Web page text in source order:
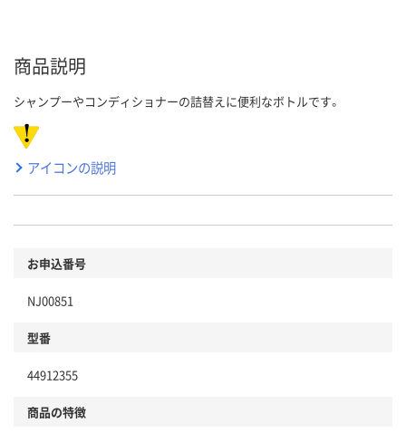
商品説明
シャンプーやコンディショナーの詰替えに便利なボトルです。
アイコンの説明
お申込番号
NJ00851
型番
44912355
商品の特徴